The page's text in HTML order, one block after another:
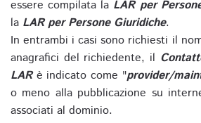
essere compilata la LAR per
la LAR per Persone Giuridiche.
In entrambi i casi sono richiesti il
anagrafici del richiedente, il
LARè indicato come "provider/
o meno alla pubblicazione su
associati al dominio.